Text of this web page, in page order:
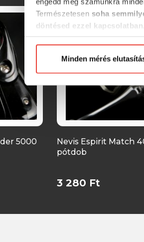
Természetesen soha
döntésed ezzel kapcsolatban.
Előre is köszönjük!
Minden mérés
5000
Nevis Espirit Match
pótdob
3 280 Ft